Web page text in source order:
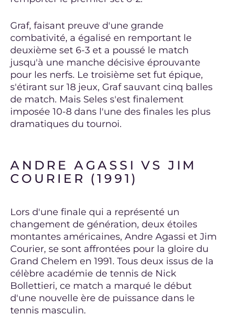
Graf, faisant preuve d'une grande
combativité, a égalisé en remportant le
deuxième set 6-3 et a poussé le match
jusqu'à une manche décisive éprouvante
pour les nerfs. Le troisième set fut épique,
s'étirant sur 18 jeux, Graf sauvant cinq balles
de match. Mais Seles s'est finalement
imposée 10-8 dans l'une des finales les plus
dramatiques du tournoi.
ANDRE AGASSI VS JIM
COURIER (1991)
Lors d'une finale qui a représenté un
changement de génération, deux étoiles
montantes américaines, Andre Agassi et Jim
Courier, se sont affrontées pour la gloire du
Grand Chelem en 1991. Tous deux issus de la
célèbre académie de tennis de Nick
Bollettieri, ce match a marqué le début
d'une nouvelle ère de puissance dans le
tennis masculin.